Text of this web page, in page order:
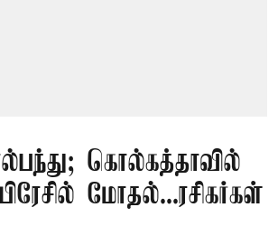
கொல்கத்தாவில்
மோதல்...ரசிகர்கள்